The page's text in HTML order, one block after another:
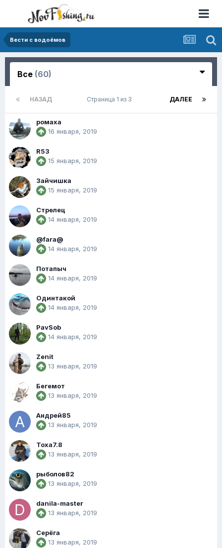
Вести с водоёмов
Все (60)
НАЗАД ДАЛЕЕ
Страница 1 из 3
ромаха
16 января, 2019
R53
15 января, 2019
Зайчишка
15 января, 2019
Стрелец
14 января, 2019
@fara@
14 января, 2019
Потапыч
14 января, 2019
Одинтакой
14 января, 2019
PavSob
14 января, 2019
Zenit
13 января, 2019
Бегемот
13 января, 2019
Андрей85
13 января, 2019
Тоха7.8
13 января, 2019
рыболов82
13 января, 2019
danila-master
13 января, 2019
Серёга
13 января, 2019